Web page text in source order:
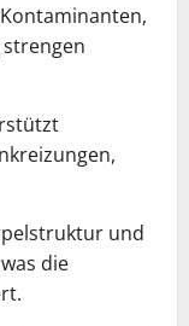
und
die